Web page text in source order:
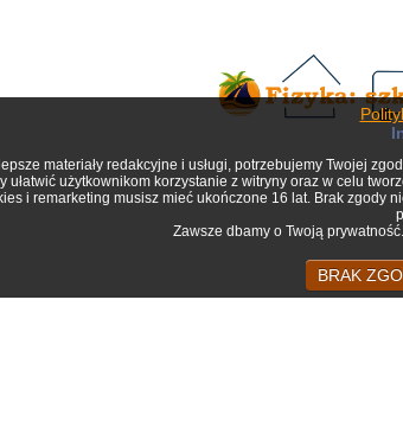
materiały redakcyjne i usługi, potrzebujemy Twojej
ułatwić użytkownikom korzystanie z witryny oraz w celu
i remarketing musisz mieć ukończone 16 lat. Brak
Zawsze dbamy o Twoją
BRAK